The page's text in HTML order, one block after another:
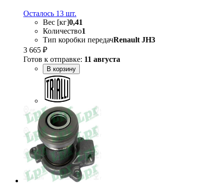
Осталось 13 шт.
Вес [кг]0,41
Количество1
Тип коробки передачRenault JH3
3 665 ₽
Готов к отправке: 11 августа
В корзину